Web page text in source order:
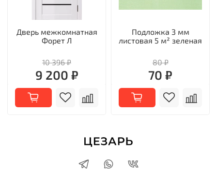
Дверь межкомнатная
Форет Л
10 396 ₽
9 200 ₽
Подложка 3 мм
листовая 5 м² зеленая
80 ₽
70 ₽